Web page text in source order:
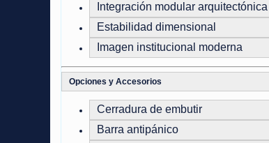
Integración modular arquitectónica
Estabilidad dimensional
Imagen institucional moderna
Opciones y Accesorios
Cerradura de embutir
Barra antipánico